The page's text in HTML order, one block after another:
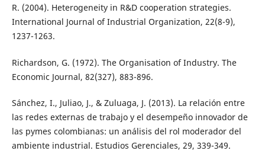
R. (2004). Heterogeneity in R&D cooperation strategies.
International Journal of Industrial Organization, 22(8-9),
1237-1263.
Richardson, G. (1972). The Organisation of Industry. The
Economic Journal, 82(327), 883-896.
Sánchez, I., Juliao, J., & Zuluaga, J. (2013). La relación entre
las redes externas de trabajo y el desempeño innovador de
las pymes colombianas: un análisis del rol moderador del
ambiente industrial. Estudios Gerenciales, 29, 339-349.